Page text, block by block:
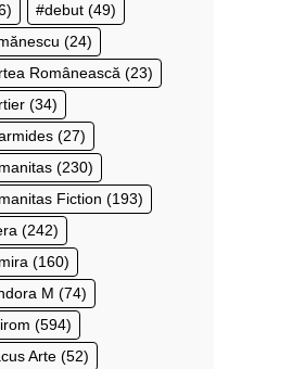
debut (49)
(24)
Românească (23)
(34)
(27)
(230)
Fiction (193)
(242)
(160)
M (74)
(594)
Arte (52)